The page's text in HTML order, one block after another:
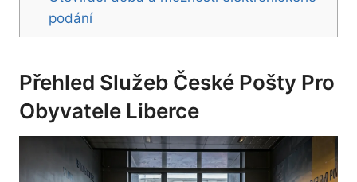
podání
Přehled Služeb České Pošty Pro
Obyvatele Liberce